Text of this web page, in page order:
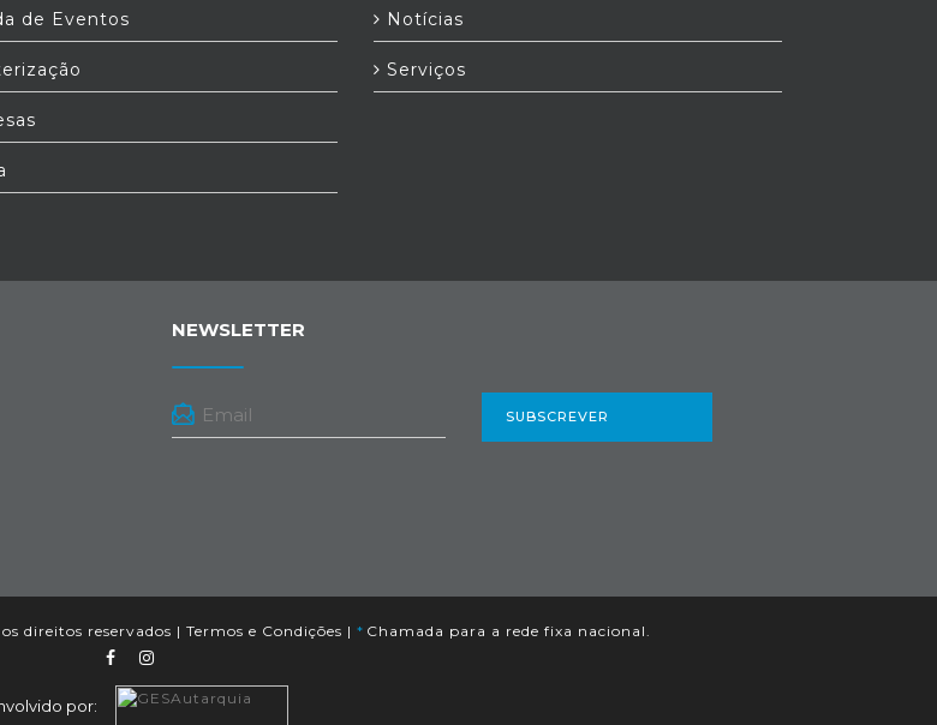
de Eventos Notícias
Serviços
NEWSLETTER
SUBSCREVER
direitos reservados | Termos e Condições | * Chamada para a rede fixa nacional.
por: